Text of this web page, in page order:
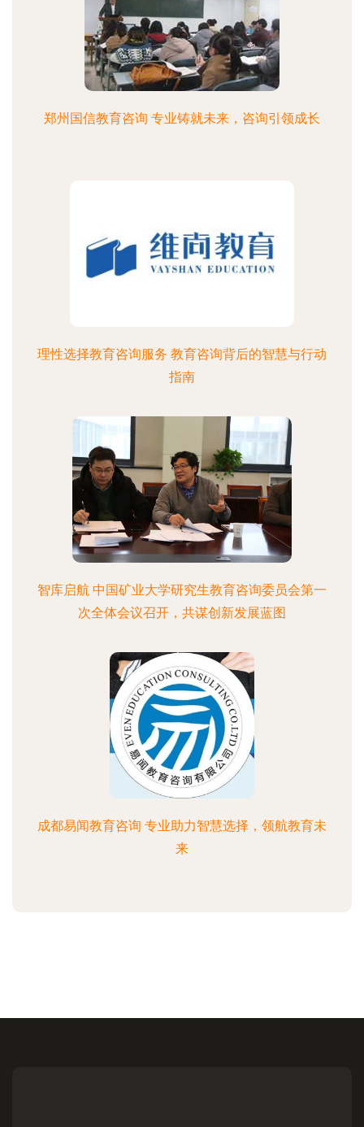
郑州国信教育咨询 专业铸就未来，咨询引领成长
理性选择教育咨询服务 教育咨询背后的智慧与行动
指南
智库启航 中国矿业大学研究生教育咨询委员会第一
次全体会议召开，共谋创新发展蓝图
成都易闻教育咨询 专业助力智慧选择，领航教育未
来